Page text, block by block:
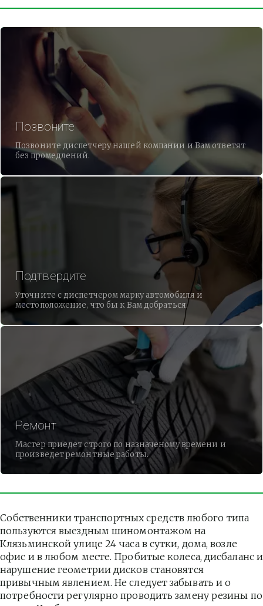
Позвоните
Позвоните диспетчеру нашей компании и Вам ответят
без промедлений.
Подтвердите
Уточните с диспетчером марку автомобиля и
местоположение, что бы к Вам добраться.
Ремонт
Мастер приедет строго по назначеному времени и
произведет ремонтные работы.
Собственники транспортных средств любого типа
пользуются выездным шиномонтажом на
Клязьминской улице 24 часа в сутки, дома, возле
офис и в любом месте. Пробитые колеса, дисбаланс и
нарушение геометрии дисков становятся
привычным явлением. Не следует забывать и о
потребности регулярно проводить замену резины по